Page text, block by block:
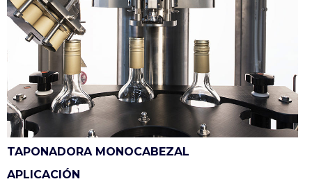
TAPONADORA MONOCABEZAL
APLICACIÓN